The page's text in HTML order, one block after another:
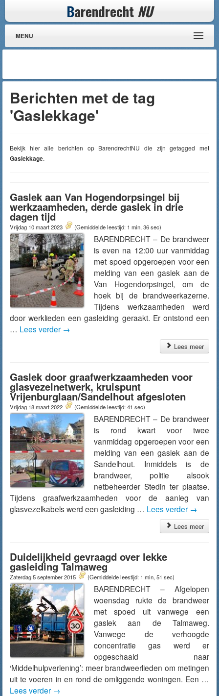
Barendrecht NU
MENU
Berichten met de tag
'Gaslekkage'
Bekijk hier alle berichten op BarendrechtNU die zijn getagged met
Gaslekkage.
Gaslek aan Van Hogendorpsingel bij
werkzaamheden, derde gaslek in drie
dagen tijd
Vrijdag 10 maart 2023 (Gemiddelde leestijd: 1 min, 36 sec)
BARENDRECHT – De brandweer
is even na 12:00 uur vanmiddag
met spoed opgeroepen voor een
melding van een gaslek aan de
Van Hogendorpsingel, om de
hoek bij de brandweerkazerne.
Tijdens werkzaamheden werd
door werklieden een gasleiding geraakt. Er ontstond een
… Lees verder →
Lees meer
Gaslek door graafwerkzaamheden voor
glasvezelnetwerk, kruispunt
Vrijenburglaan/Sandelhout afgesloten
Vrijdag 18 maart 2022 (Gemiddelde leestijd: 41 sec)
BARENDRECHT – De brandweer
is rond kwart voor twee
vanmiddag opgeroepen voor een
melding van een gaslek aan de
Sandelhout. Inmiddels is de
brandweer, politie alsook
netbeheerder Stedin ter plaatse.
Tijdens graafwerkzaamheden voor de aanleg van
glasvezelkabels werd een gasleiding … Lees verder →
Lees meer
Duidelijkheid gevraagd over lekke
gasleiding Talmaweg
Zaterdag 5 september 2015 (Gemiddelde leestijd: 1 min, 51 sec)
BARENDRECHT – Afgelopen
woensdag rukte de brandweer
met spoed uit vanwege een
gaslek aan de Talmaweg.
Vanwege de verhoogde
concentratie gas werd er
opgeschaald naar
‘Middelhulpverlening’: meer brandweerlieden om metingen
uit te voeren in en rond de omliggende woningen. Een …
Lees verder →